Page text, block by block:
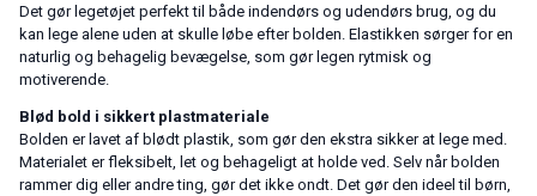
Det gør legetøjet perfekt til både indendørs og udendørs brug, og du
kan lege alene uden at skulle løbe efter bolden. Elastikken sørger for en
naturlig og behagelig bevægelse, som gør legen rytmisk og
motiverende.
Blød bold i sikkert plastmateriale
Bolden er lavet af blødt plastik, som gør den ekstra sikker at lege med.
Materialet er fleksibelt, let og behageligt at holde ved. Selv når bolden
rammer dig eller andre ting, gør det ikke ondt. Det gør den ideel til børn,